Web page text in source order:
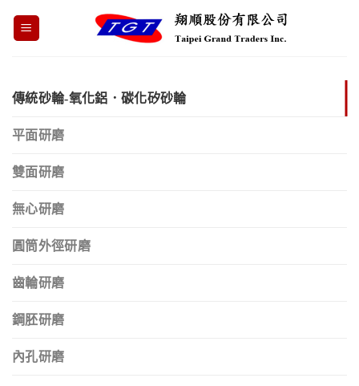
傳統砂輪-氧化鋁．碳化矽砂輪
平面研磨
雙面研磨
無心研磨
圓筒外徑研磨
齒輪研磨
鋼胚研磨
內孔研磨